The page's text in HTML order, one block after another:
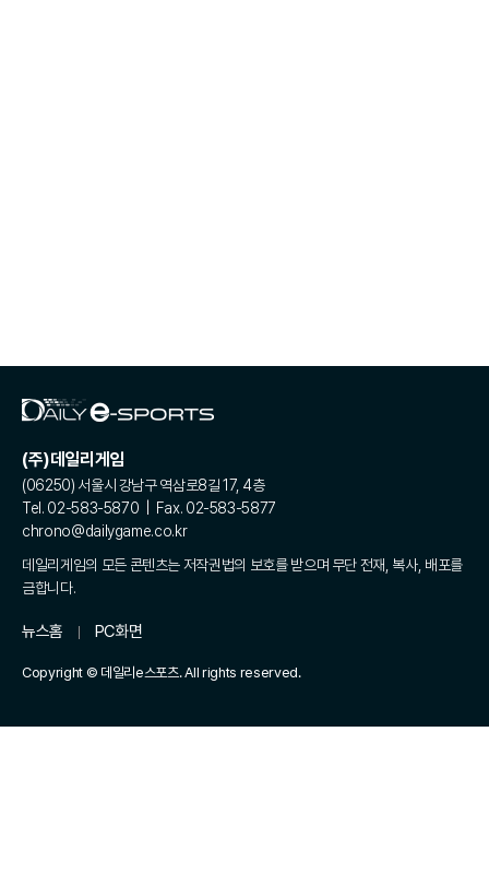
(주)데일리게임
(06250) 서울시 강남구 역삼로8길 17, 4층
Tel. 02-583-5870 | Fax. 02-583-5877
chrono@dailygame.co.kr
데일리게임의 모든 콘텐츠는 저작권법의 보호를 받으며 무단 전재, 복사, 배포를
금합니다.
뉴스홈 PC화면
Copyright © 데일리e스포츠. All rights reserved.